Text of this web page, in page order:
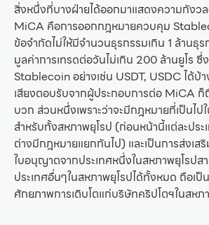
สิ่งหนึ่งที่บางฝ่ายได้ออกมาแสดงความกังว
MiCA คือการออกกฎหมายควบคุม
ข้อจำกัดไม่ให้มีจำนวนธุรกรรมเกิน 1 ล้านธุ
มูลค่าการเทรดต่อวันไม่เกิน 200 ล้านยูโร
Stablecoin อย่างเช่น USDT, USDC ได้บ้
เสียงตอบรับจากผู้ประกอบการต่อ MiCA ก็
บวก ส่วนหนึ่งเพราะว่าจะมีกฎหมายที่เป็นไป
สำหรับทั้งสหภาพยุโรป (ก่อนหน้านี้แต่ละประ
ต่างมีกฎหมายแยกกันไป) และเป็นการส่งเส
ใบอนุญาตจากประเทศหนึ่งในสหภาพยุโรปส
ประเทศอื่นๆในสหภาพยุโรปได้ทั้งหมด ถือเป็
ศักยภาพการเติบโตแก่บริษัทคริปโตฯในสหภ